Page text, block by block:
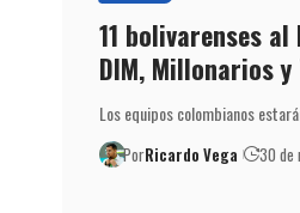
11 bolivarenses
DIM, Millonarios
Los equipos colombianos
PorRicardo Vega 30 de